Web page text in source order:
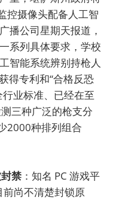
控摄像头配备人工智
播公司星期天报道，
系列具体要求，学校
智能系统辨别持枪人
得专利和“合格反恐
业标准、已经在至
三种广泛的枪支分
2000种排列组合
禁 ：知名 PC 游戏平
尚不清楚封锁原